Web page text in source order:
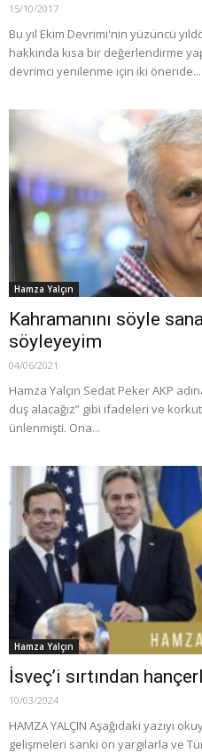
15/10/2017
Bu yıl Ekim Devrimi'nin yüzüncü
hakkında kısa bir değerlendirme
devrimci yenilenme için iki öneride...
Hamza Yalçın
Kahramanını söyle
söyleyeyim
04/06/2021
Hamza Yalçın Sedat Peker AKP
duş alacağız” gibi ifadeleri ve
ünlenmişti. Ona...
Hamza Yalçın
İsveç’i sırtından
10/03/2024
HAMZA YALÇIN Aşağıdaki yazıyı
gelişmeleri sanki ön yargılarla ve